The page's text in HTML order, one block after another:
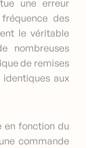
une erreur
des
le véritable
nombreuses
de remises
aux
en fonction du
commande